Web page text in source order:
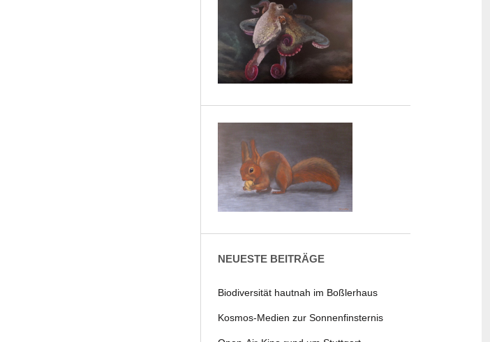
NEUESTE BEITRÄGE
Biodiversität hautnah im Boßlerhaus
Kosmos-Medien zur Sonnenfinsternis